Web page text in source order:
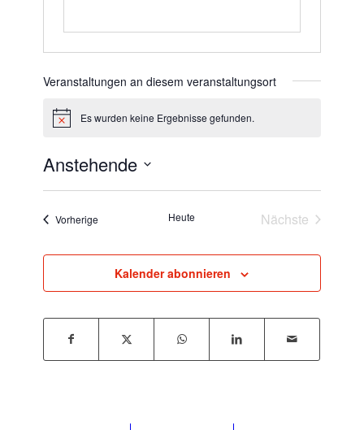
Veranstaltungen an diesem veranstaltungsort
HinweisEs wurden keine Ergebnisse gefunden.
Anstehende
Vorherige VeranstaltungenHeute
Nächste
Kalender abonnieren